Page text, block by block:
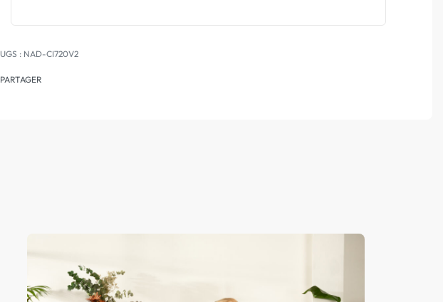
NAD-CI720V2
PARTAGER